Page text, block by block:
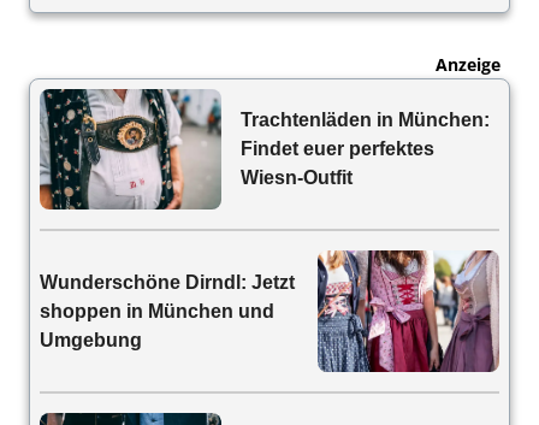
Anzeige
Trachtenläden in München:
Findet euer perfektes
Wiesn-Outfit
Wunderschöne Dirndl: Jetzt
shoppen in München und
Umgebung